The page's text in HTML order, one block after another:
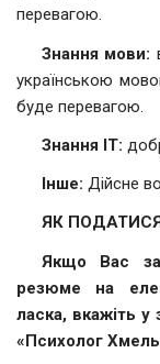
перевагою.
Знання мови:
українською
буде перевагою.
Знання ІТ:
Інше: Дійсне
ЯК
Якщо Вас
резюме на
ласка, вкажіть у
«Психолог